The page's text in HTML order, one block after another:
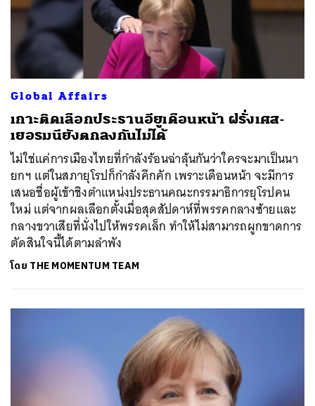
Global Affairs
เกาะติดเลือกประธานอียูเดือนหน้า ฝรั่งเศส-
เยอรมนียังตกลงกันไม่ได้
ไม่ใช่แค่การเมืองไทยที่กำลังร้อนฉ่าลุ้นกันว่าใครจะมาเป็นนา
ยกฯ แต่ในสภายุโรปก็กำลังคึกคัก เพราะเดือนหน้า จะมีการ
เสนอชื่อผู้เข้าชิงตำแหน่งประธานคณะกรรมาธิการยุโรปคน
ใหม่ แต่จากผลเลือกตั้งเมื่อสุดสัปดาห์ที่พรรคกลางซ้ายและ
กลางขวาเสียที่นั่งไปให้พรรคเล็ก ทำให้ไม่สามารถผูกขาดการ
ตัดสินใจนี้ได้ตามลำพัง
โดย THE MOMENTUM TEAM